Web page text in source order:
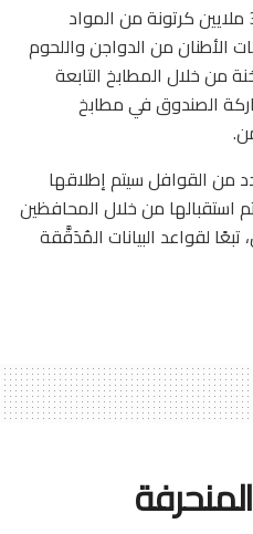
أضاف: المبادرة تستهدف توفير 3 ملايين كرتونة من المواد
الأطنان من الدواجن واللحوم
وجبة ساخنة من خلال المطابخ التابعة
الصندوق في مطابخ
من القوافل سيتم إطلاقها
استقبالها من خلال المحافظين
لقواعد البيانات المُدَقَّقة